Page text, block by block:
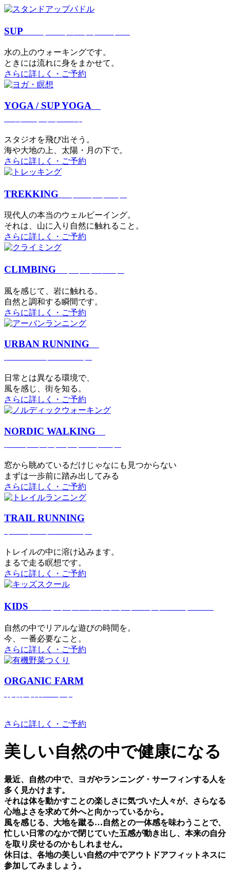
SUP
⽔の上のウォーキングです。
ときには流れに身をまかせて。
さらに詳しく・ご予約
YOGA / SUP YOGA
スタジオを⾶び出そう。
海や大地の上、太陽・⽉の下で。
さらに詳しく・ご予約
TREKKING
現代⼈の本当のウェルビーイング。
それは、⼭に⼊り⾃然に触れること。
さらに詳しく・ご予約
CLIMBING
⾵を感じて、岩に触れる。
⾃然と調和する瞬間です。
さらに詳しく・ご予約
URBAN RUNNING
日常とは異なる環境で、
風を感じ、街を知る。
さらに詳しく・ご予約
NORDIC WALKING
窓から眺めているだけじゃなにも見つからない
まずは一歩前に踏み出してみる
さらに詳しく・ご予約
TRAIL RUNNING
トレイルの中に溶け込みます。
まるで⾛る瞑想です。
さらに詳しく・ご予約
KIDS
⾃然の中でリアルな遊びの時間を。
今、⼀番必要なこと。
さらに詳しく・ご予約
ORGANIC FARM
さらに詳しく・ご予約
美しい⾃然の中で健康になる
最近、⾃然の中で、ヨガやランニング・サーフィンする⼈を
多く⾒かけます。
それは体を動かすことの楽しさに気づいた⼈々が、さらなる
⼼地よさを求めて外へと向かっているから。
⾵を感じる、⼤地を蹴る…⾃然との⼀体感を味わうことで、
忙しい⽇常のなかで閉じていた五感が動き出し、本来の⾃分
を取り戻せるのかもしれません。
休⽇は、各地の美しい⾃然の中でアウトドアフィットネスに
参加してみましょう。